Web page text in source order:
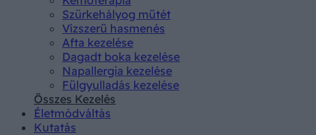
Szürkehályog műtét
Vízszerű hasmenés
Afta kezelése
Dagadt boka kezelése
Napallergia kezelése
Fülgyulladás kezelése
Összes Kezelés
Életmódváltás
Kutatás